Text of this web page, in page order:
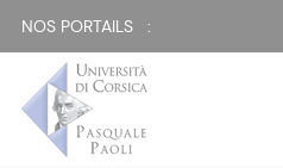
NOS PORTAILS :